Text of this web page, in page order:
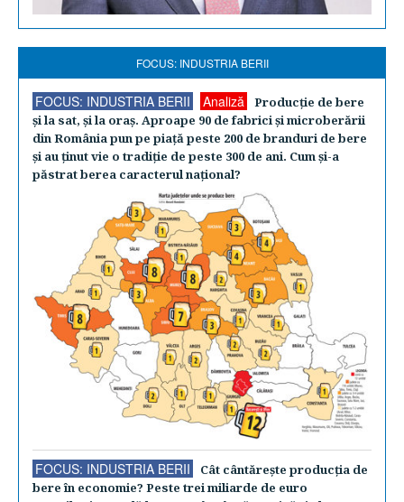
FOCUS: INDUSTRIA BERII
FOCUS: INDUSTRIA BERII Analiză
Producţie de bere
şi la sat, şi la oraş. Aproape 90 de fabrici şi microberării
din România pun pe piaţă peste 200 de branduri de bere
şi au ţinut vie o tradiţie de peste 300 de ani. Cum şi-a
păstrat berea caracterul naţional?
FOCUS: INDUSTRIA BERII
Cât cântăreşte producţia de
bere în economie? Peste trei miliarde de euro